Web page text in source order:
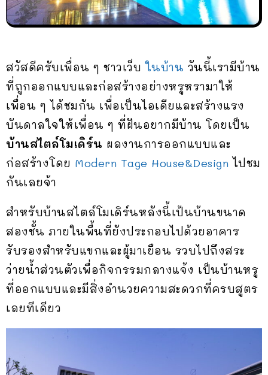
สวัสดีครับเพื่อน ๆ ชาวเว็บในบ้าน วันนี้เรามีบ้าน
ที่ถูกออกแบบและก่อสร้างอย่างหรูหรามาให้
เพื่อน ๆ ได้ชมกัน เพื่อเป็นไอเดียและสร้างแรง
บันดาลใจให้เพื่อน ๆ ที่ฝันอยากมีบ้าน โดยเป็น
บ้านสไตล์โมเดิร์น ผลงานการออกแบบและ
ก่อสร้างโดย Modern Tage House&Design ไปชม
กันเลยจ้า
สำหรับบ้านสไตล์โมเดิร์นหลังนี้เป้นบ้านขนาด
สองชั้น ภายในพื้นที่ยังประกอบไปด้วยอาคาร
รับรองสำหรับแขกและผู้มาเยือน รวบไปถึงสระ
ว่ายน้ำส่วนตัวเพื่อกิจกรรมกลางแจ้ง เป็นบ้านหรู
ที่ออกแบบและมีสิ่งอำนวยความสะดวกที่ครบสูตร
เลยทีเดียว